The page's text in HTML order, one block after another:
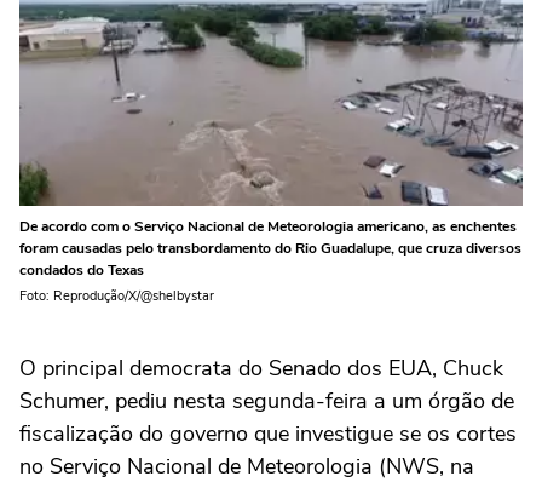
De acordo com o Serviço Nacional de Meteorologia americano, as enchentes
foram causadas pelo transbordamento do Rio Guadalupe, que cruza diversos
condados do Texas
Foto: Reprodução/X/@shelbystar
O principal democrata do Senado dos EUA, Chuck
Schumer, pediu nesta segunda-feira a um órgão de
fiscalização do governo que investigue se os cortes
no Serviço Nacional de Meteorologia (NWS, na